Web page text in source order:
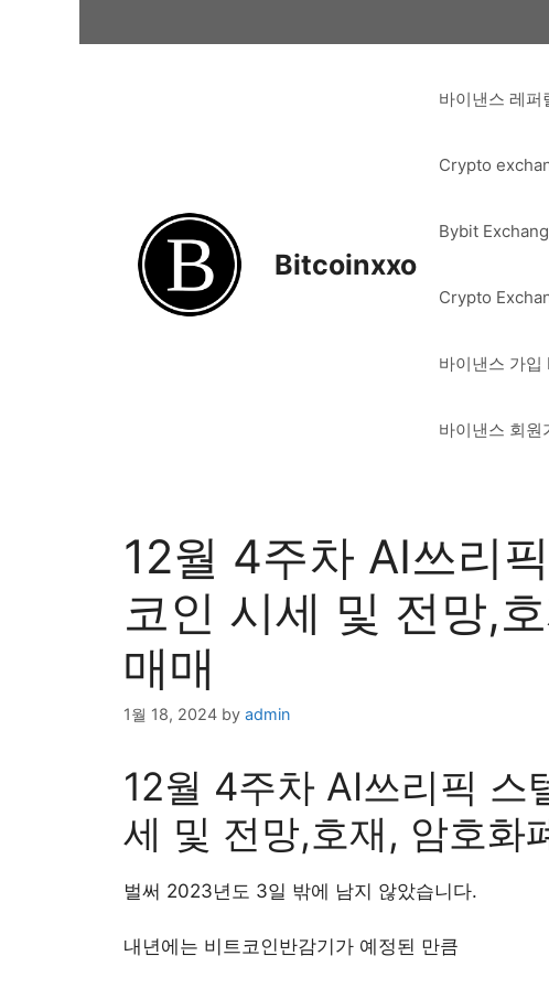
Bitcoinxxo
바이낸스 레퍼
Crypto
Bybit
Crypto
바이낸스 가입
바이낸스 회원
12월 4주차 AI쓰리
코인 시세 및 전망,
매매
1월 18, 2024 by admin
12월 4주차 AI쓰리픽 스
세 및 전망,호재, 암호화
벌써 2023년도 3일 밖에 남지 않았습니다.
내년에는 비트코인반감기가 예정된 만큼